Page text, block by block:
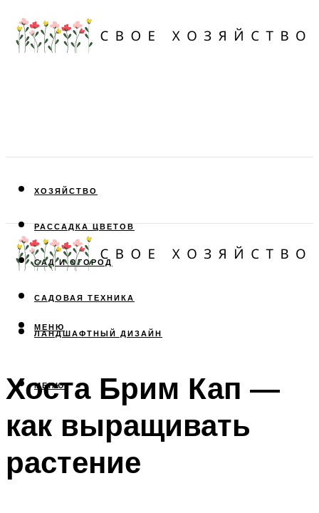
ХОЗЯЙСТВО
РАССАДКА ЦВЕТОВ
САД И ОГОРОД
САДОВАЯ ТЕХНИКА
ЛАНДШАФТНЫЙ ДИЗАЙН
МЕНЮ
МЕНЮ
Хоста Брим Кап —
как выращивать
растение